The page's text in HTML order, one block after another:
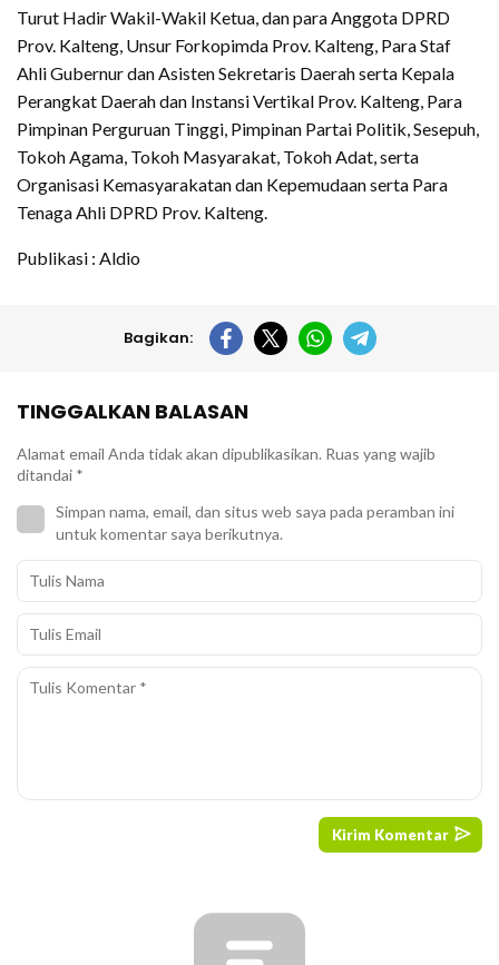
Turut Hadir Wakil-Wakil Ketua, dan para Anggota DPRD
Prov. Kalteng, Unsur Forkopimda Prov. Kalteng, Para Staf
Ahli Gubernur dan Asisten Sekretaris Daerah serta Kepala
Perangkat Daerah dan Instansi Vertikal Prov. Kalteng, Para
Pimpinan Perguruan Tinggi, Pimpinan Partai Politik, Sesepuh,
Tokoh Agama, Tokoh Masyarakat, Tokoh Adat, serta
Organisasi Kemasyarakatan dan Kepemudaan serta Para
Tenaga Ahli DPRD Prov. Kalteng.
Publikasi : Aldio
Bagikan:
TINGGALKAN BALASAN
Alamat email Anda tidak akan dipublikasikan. Ruas yang wajib
ditandai *
Simpan nama, email, dan situs web saya pada peramban ini
untuk komentar saya berikutnya.